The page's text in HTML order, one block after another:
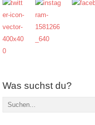
Was suchst du?